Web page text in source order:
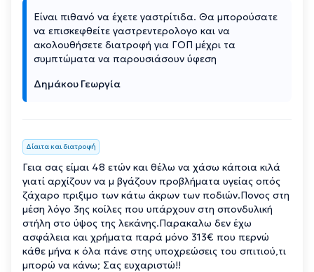
Είναι πιθανό να έχετε γαστρίτιδα. Θα μπορούσατε
να επισκεφθείτε γαστρεντερολογο και να
ακολουθήσετε διατροφή για ΓΟΠ μέχρι τα
συμπτώματα να παρουσιάσουν ύφεση
Δημάκου Γεωργία
Δίαιτα και διατροφή
Γεια σας είμαι 48 ετών και θέλω να χάσω κάποια κιλά
γιατί αρχίζουν να μ βγάζουν προβλήματα υγείας οπός
ζάχαρο πριξιμο των κάτω άκρων των ποδιών.Πονος στη
μέση λόγο 3ης κοίλες που υπάρχουν στη σπονδυλική
στήλη στο ύψος της λεκάνης.Παρακαλω δεν έχω
ασφάλεια και χρήματα παρά μόνο 313€ που περνώ
κάθε μήνα κ όλα πάνε στης υποχρεώσεις του σπιτιού,τι
μπορώ να κάνω; Σας ευχαριστώ!!